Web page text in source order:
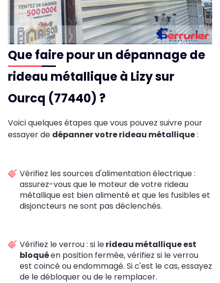
Que faire pour un dépannage de
rideau métallique à Lizy sur
Ourcq (77440) ?
Voici quelques étapes que vous pouvez suivre pour
essayer de dépanner votre rideau métallique:
Vérifiez les sources d'alimentation électrique :
assurez-vous que le moteur de votre rideau
métallique est bien alimenté et que les fusibles et
disjoncteurs ne sont pas déclenchés.
Vérifiez le verrou : si lerideau métallique est
bloquéen position fermée, vérifiez si le verrou
est coincé ou endommagé. Si c'est le cas, essayez
de le débloquer ou de le remplacer.